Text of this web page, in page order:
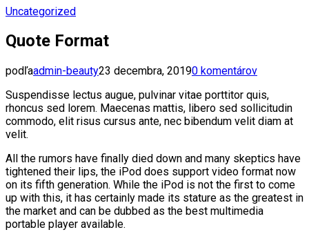
Uncategorized
Quote Format
podľaadmin-beauty23 decembra, 20190 komentárov
Suspendisse lectus augue, pulvinar vitae porttitor quis,
rhoncus sed lorem. Maecenas mattis, libero sed sollicitudin
commodo, elit risus cursus ante, nec bibendum velit diam at
velit.
All the rumors have finally died down and many skeptics have
tightened their lips, the iPod does support video format now
on its fifth generation. While the iPod is not the first to come
up with this, it has certainly made its stature as the greatest in
the market and can be dubbed as the best multimedia
portable player available.